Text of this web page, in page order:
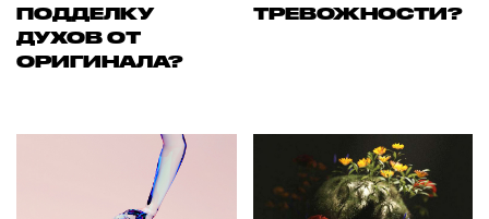
ПОДДЕЛКУ
ДУХОВ ОТ
ОРИГИНАЛА?
ТРЕВОЖНОСТИ?